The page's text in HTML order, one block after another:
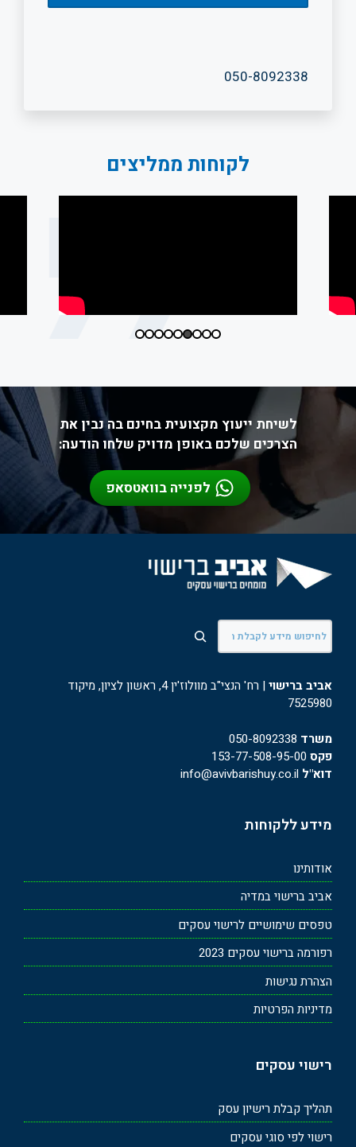
050-8092338
לקוחות ממליצים
לשיחת ייעוץ מקצועית בחינם בה נבין את
הצרכים שלכם באופן מדויק שלחו הודעה:
לפנייה בוואטסאפ
חיפוש
אביב ברישוי
| רח' הנצי"ב מוולוז'ין 4, ראשון לציון, מיקוד
7525980
משרד 050-8092338
פקס
דוא"ל
מידע ללקוחות
אודותינו
אביב ברישוי במדיה
טפסים שימושיים לרישוי עסקים
רפורמה ברישוי עסקים 2023
הצהרת נגישות
מדיניות הפרטיות
רישוי עסקים
תהליך קבלת רישיון עסק
רישוי לפי סוגי עסקים